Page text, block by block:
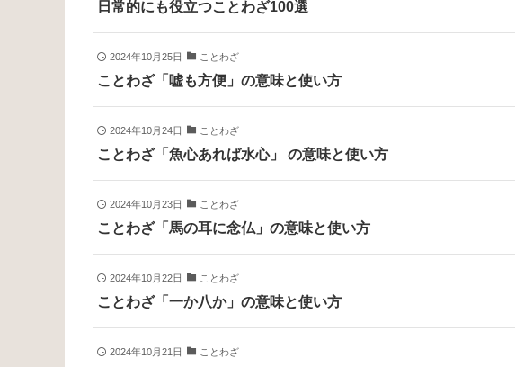
日常的にも役立つことわざ100選
2024年10月25日 ことわざ
ことわざ「嘘も方便」の意味と使い方
2024年10月24日 ことわざ
ことわざ「魚心あれば水心」 の意味と使い方
2024年10月23日 ことわざ
ことわざ「馬の耳に念仏」の意味と使い方
2024年10月22日 ことわざ
ことわざ「一か八か」の意味と使い方
2024年10月21日 ことわざ